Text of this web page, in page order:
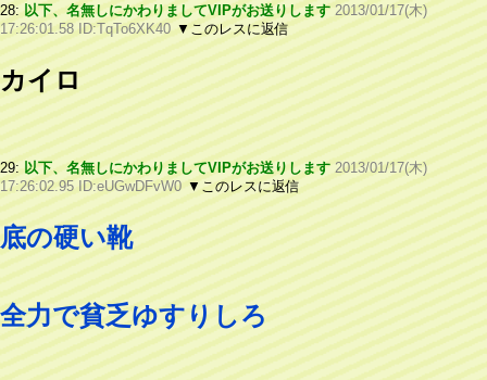
28: 以下、名無しにかわりましてVIPがお送りします 2013/01/17(木)
17:26:01.58 ID:TqTo6XK40 ▼このレスに返信
カイロ
29: 以下、名無しにかわりましてVIPがお送りします 2013/01/17(木)
17:26:02.95 ID:eUGwDFvW0 ▼このレスに返信
底の硬い靴
全力で貧乏ゆすりしろ